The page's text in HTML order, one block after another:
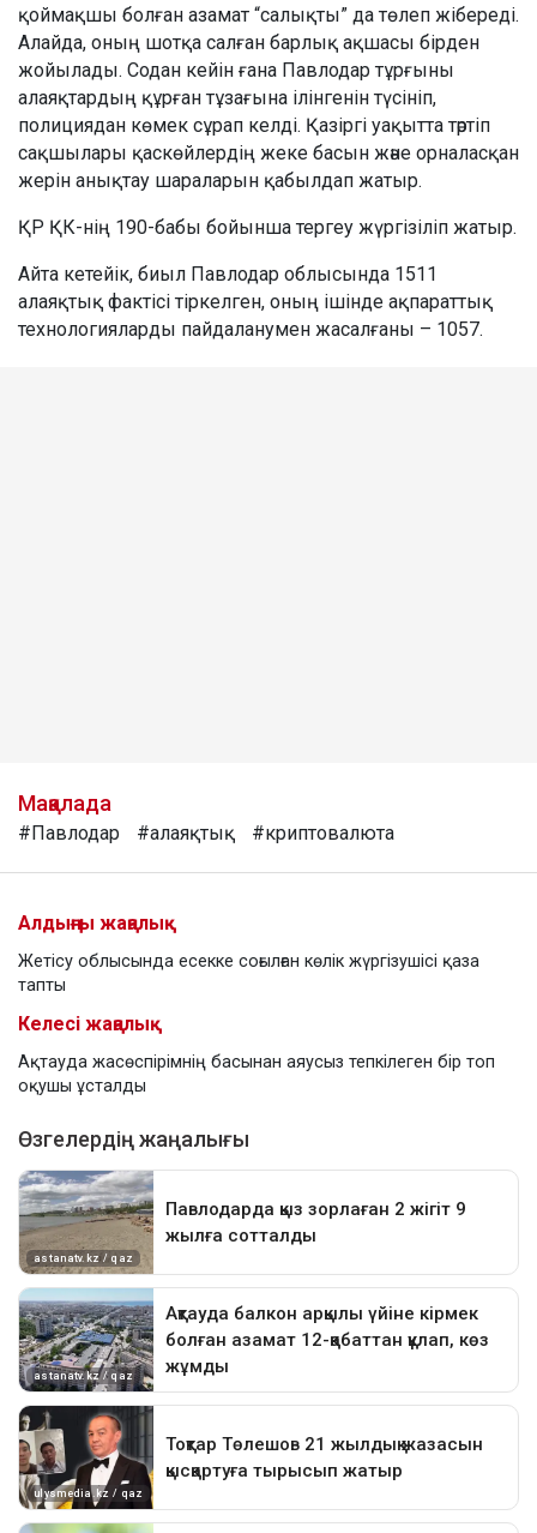
қоймақшы болған азамат “салықты” да төлеп жібереді.
Алайда, оның шотқа салған барлық ақшасы бірден
жойылады. Содан кейін ғана Павлодар тұрғыны
алаяқтардың құрған тұзағына ілінгенін түсініп,
полициядан көмек сұрап келді. Қазіргі уақытта тәртіп
сақшылары қаскөйлердің жеке басын және орналасқан
жерін анықтау шараларын қабылдап жатыр.
ҚР ҚК-нің 190-бабы бойынша тергеу жүргізіліп жатыр.
Айта кетейік, биыл Павлодар облысында 1511
алаяқтық фактісі тіркелген, оның ішінде ақпараттық
технологияларды пайдаланумен жасалғаны – 1057.
Мақалада
#Павлодар #алаяқтық #криптовалюта
Алдыңғы жаңалық
Жетісу облысында есекке соғылған көлік жүргізушісі қаза
тапты
Келесі жаңалық
Ақтауда жасөспірімнің басынан аяусыз тепкілеген бір топ
оқушы ұсталды